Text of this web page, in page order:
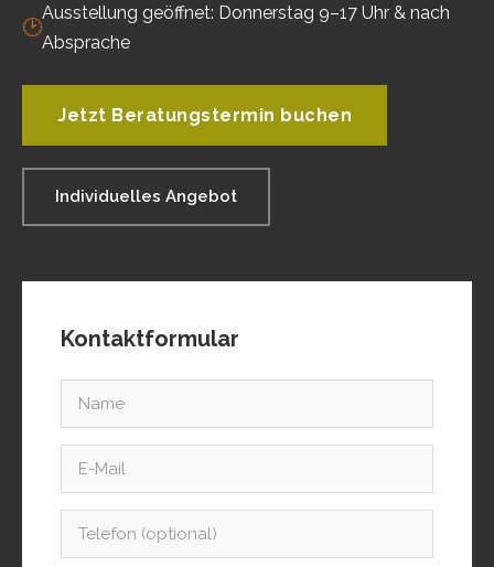
🕑
Ausstellung geöffnet: Donnerstag 9–17 Uhr & nach
Absprache
Jetzt Beratungstermin buchen
Individuelles Angebot
Kontaktformular